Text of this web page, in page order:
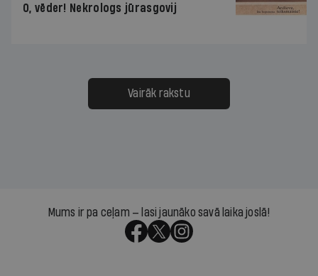
O, vēder! Nekrologs jūrasgovij
Vairāk rakstu
Mums ir pa ceļam — lasi jaunāko savā laika joslā!